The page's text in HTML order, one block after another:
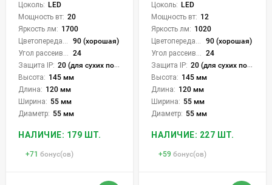
Цоколь: LED
Мощность вт: 20
Яркость лм: 1700
Цветопередача (CRI):
90 (хорошая)
Угол рассеивания света °: 24
Защита IP: 20 (для сухих пом.)
Высота: 145 мм
Длина: 120 мм
Ширина: 55 мм
Диаметр: 55 мм
НАЛИЧИЕ: 179 ШТ.
+71 бонус(ов)
Цоколь: LED
Мощность вт: 12
Яркость лм: 1020
Цветопередача (CRI):
90 (хорошая)
Угол рассеивания света °: 24
Защита IP: 20 (для сухих пом.)
Высота: 145 мм
Длина: 120 мм
Ширина: 55 мм
Диаметр: 55 мм
НАЛИЧИЕ: 227 ШТ.
+59 бонус(ов)